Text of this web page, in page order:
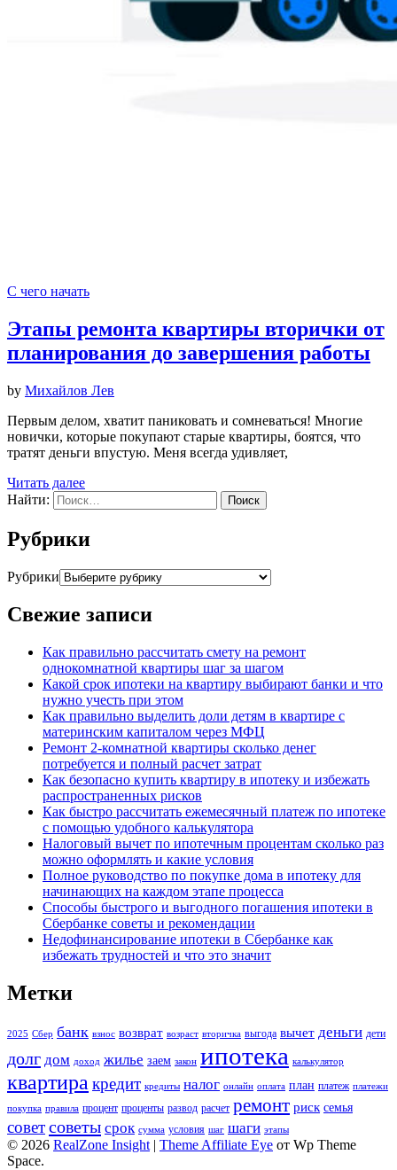
С чего начать
Этапы ремонта квартиры вторички от
планирования до завершения работы
by Михайлов Лев
Первым делом, хватит паниковать и сомневаться! Многие
новички, которые покупают старые квартиры, боятся, что
тратят деньги впустую. Меня всегда удивляет,
Читать далее
Найти:
Рубрики
Рубрики
Свежие записи
Как правильно рассчитать смету на ремонт
однокомнатной квартиры шаг за шагом
Какой срок ипотеки на квартиру выбирают банки и что
нужно учесть при этом
Как правильно выделить доли детям в квартире с
материнским капиталом через МФЦ
Ремонт 2-комнатной квартиры сколько денег
потребуется и полный расчет затрат
Как безопасно купить квартиру в ипотеку и избежать
распространенных рисков
Как быстро рассчитать ежемесячный платеж по ипотеке
с помощью удобного калькулятора
Налоговый вычет по ипотечным процентам сколько раз
можно оформлять и какие условия
Полное руководство по покупке дома в ипотеку для
начинающих на каждом этапе процесса
Способы быстрого и выгодного погашения ипотеки в
Сбербанке советы и рекомендации
Недофинансирование ипотеки в Сбербанке как
избежать трудностей и что это значит
Метки
2025 Сбер банк взнос возврат возраст вторичка выгода вычет деньги дети
долг дом доход жилье заем закон ипотека калькулятор
квартира кредит кредиты налог онлайн оплата план платеж платежи
покупка правила процент проценты развод расчет ремонт риск семья
советсоветы срок сумма условия шаг шаги этапы
© 2026 RealZone Insight | Theme Affiliate Eye от Wp Theme
Space.